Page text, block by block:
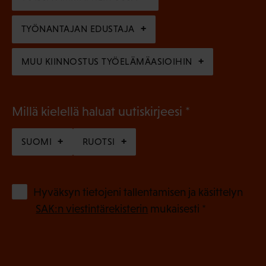
e
n
)
TYÖNANTAJAN EDUSTAJA
MUU KIINNOSTUS TYÖELÄMÄASIOIHIN
Millä kielellä haluat uutiskirjeesi
o
l
SUOMI RUOTSI
Hyväksyn tietojeni tallentamisen ja käsittelyn
SAK:n viestintärekisterin mukaisesti *